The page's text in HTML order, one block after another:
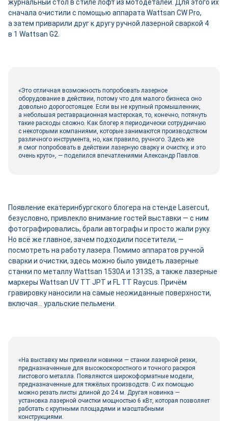
журнальный стол в стиле лофт из мотодеталей. Для этого их
сначала очистили с помощью аппарата Wattsan CW Pro,
а затем приварили друг к другу ручной лазерной сваркой 4
в 1 Wattsan G2.
«Это отличная возможность попробовать лазерное
оборудование в действии, потому что для малого бизнеса оно
довольно дорогостоящее. Если вы не крупный промышленник,
а небольшая реставрационная мастерская, то, конечно, потянуть
такие расходы сложно. Как блогер я периодически сотрудничаю
с некоторыми компаниями, которые занимаются производством
различного инструмента, но, как правило, ручного. Здесь же
я смог попробовать в действии лазерную сварку и очистку, и это
очень круто», — поделился впечатлениями Александр Павлов.
Появление екатеринбургского блогера на стенде Lasercut,
безусловно, привлекло внимание гостей выставки — с ним
фотографировались, брали автографы и просто жали руку.
Но всё же главное, зачем подходили посетители, —
посмотреть на работу лазера. Помимо аппаратов ручной
сварки и очистки, здесь можно было увидеть лазерные
станки по металлу Wattsan 1530A и 1313S, а также лазерные
маркеры Wattsan UV TT JPT и FL TT Raycus. Причём
гравировку наносили на самые неожиданные поверхности,
включая… уральские пельмени.
«На выставку мы привезли новинки — станки лазерной резки,
предназначенные для высокоскоростного и точного раскроя
листового металла. Появляются широкоформатные модели,
предназначенные для тяжёлых производств. С их помощью
можно резать листы длиной до 24 м. Другая новинка —
установка лазерной очистки мощностью 6 кВт, которая позволяет
работать с крупными площадями и масштабными
конструкциями.